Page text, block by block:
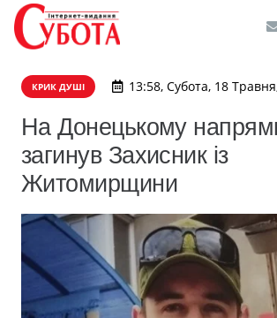
КРИК ДУШІ 13:58, Субота, 18
На Донецькому
загинув Захисник із
Житомирщини